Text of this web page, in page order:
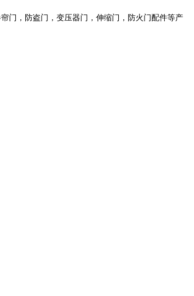
门，防盗门，变压器门，伸缩门，防火门配件等产